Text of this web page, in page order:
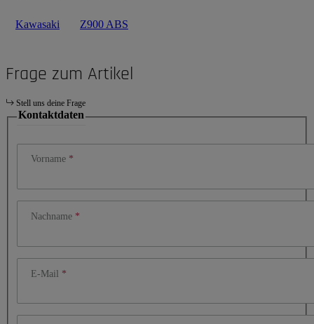
Kawasaki Z900 ABS
Frage zum Artikel
Stell uns deine Frage
Kontaktdaten
Vorname
Nachname
E-Mail